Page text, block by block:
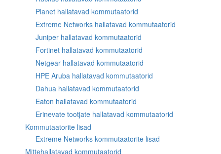
Planet hallatavad kommutaatorid
Extreme Networks hallatavad kommutaatorid
Juniper hallatavad kommutaatorid
Fortinet hallatavad kommutaatorid
Netgear hallatavad kommutaatorid
HPE Aruba hallatavad kommutaatorid
Dahua hallatavad kommutaatorid
Eaton hallatavad kommutaatorid
Erinevate tootjate hallatavad kommutaatorid
Kommutaatorite lisad
Extreme Networks kommutaatorite lisad
Mittehallatavad kommutaatorid